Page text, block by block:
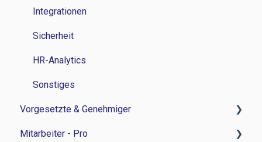
Integrationen
Sicherheit
HR-Analytics
Sonstiges
Vorgesetzte & Genehmiger
Zeitwirtschaft
Mitarbeiter - Pro